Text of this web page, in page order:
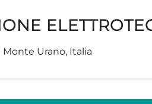
Monte Urano, Italia